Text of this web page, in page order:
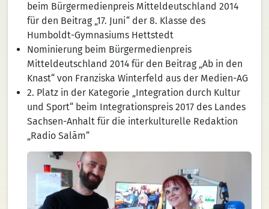
beim Bürgermedienpreis Mitteldeutschland 2014
für den Beitrag „17. Juni“ der 8. Klasse des
Humboldt-Gymnasiums Hettstedt
Nominierung beim Bürgermedienpreis
Mitteldeutschland 2014 für den Beitrag „Ab in den
Knast“ von Franziska Winterfeld aus der Medien-AG
2. Platz in der Kategorie „Integration durch Kultur
und Sport“ beim Integrationspreis 2017 des Landes
Sachsen-Anhalt für die interkulturelle Redaktion
„Radio Salām“